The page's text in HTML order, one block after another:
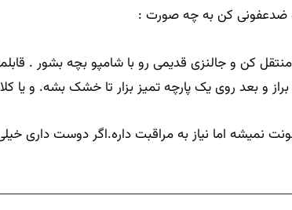
کن و جالنزی قدیمی رو با شامپو بچه بشور .
نمیشه اما نیاز به مراقبت داره.اگر دوست داری